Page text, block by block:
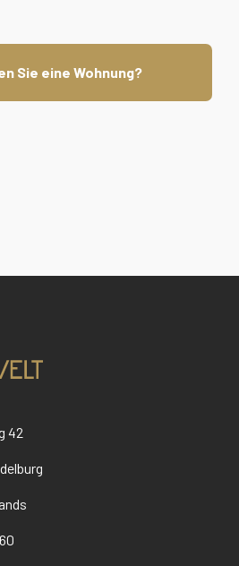
Sie eine Wohnung?
42